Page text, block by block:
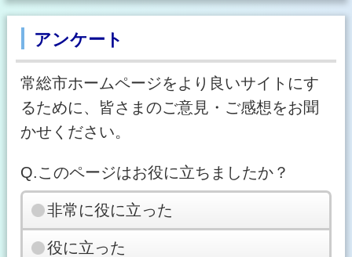
アンケート
常総市ホームページをより良いサイトにす
るために、皆さまのご意見・ご感想をお聞
かせください。
Q.このページはお役に立ちましたか？
非常に役に立った
役に立った